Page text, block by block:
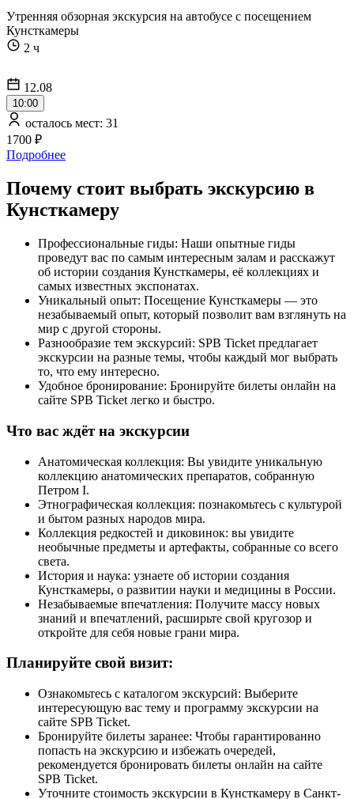
Утренняя обзорная экскурсия на автобусе с посещением
Кунсткамеры
2 ч
12.08
10:00
осталось мест: 31
1700 ₽
Подробнее
Почему стоит выбрать экскурсию в
Кунсткамеру
Профессиональные гиды: Наши опытные гиды
проведут вас по самым интересным залам и расскажут
об истории создания Кунсткамеры, её коллекциях и
самых известных экспонатах.
Уникальный опыт: Посещение Кунсткамеры — это
незабываемый опыт, который позволит вам взглянуть на
мир с другой стороны.
Разнообразие тем экскурсий: SPB Ticket предлагает
экскурсии на разные темы, чтобы каждый мог выбрать
то, что ему интересно.
Удобное бронирование: Бронируйте билеты онлайн на
сайте SPB Ticket легко и быстро.
Что вас ждёт на экскурсии
Анатомическая коллекция: Вы увидите уникальную
коллекцию анатомических препаратов, собранную
Петром I.
Этнографическая коллекция: познакомьтесь с культурой
и бытом разных народов мира.
Коллекция редкостей и диковинок: вы увидите
необычные предметы и артефакты, собранные со всего
света.
История и наука: узнаете об истории создания
Кунсткамеры, о развитии науки и медицины в России.
Незабываемые впечатления: Получите массу новых
знаний и впечатлений, расширьте свой кругозор и
откройте для себя новые грани мира.
Планируйте свой визит:
Ознакомьтесь с каталогом экскурсий: Выберите
интересующую вас тему и программу экскурсии на
сайте SPB Ticket.
Бронируйте билеты заранее: Чтобы гарантированно
попасть на экскурсию и избежать очередей,
рекомендуется бронировать билеты онлайн на сайте
SPB Ticket.
Уточните стоимость экскурсии в Кунсткамеру в Санкт-